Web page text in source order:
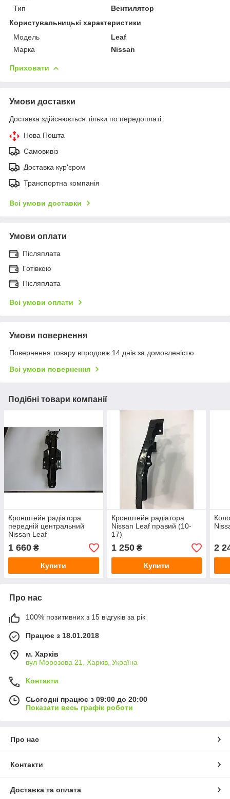
Тип
Вентилятор
Користувальницькі характеристики
Модель
Leaf
Марка
Nissan
Приховати
Умови доставки
Доставка здійснюється тільки по передоплаті.
Нова Пошта
Самовивіз
Доставка кур'єром
Транспортна компанія
Всі умови доставки
Умови оплати
Післяплата
Готівкою
Післяплата
Всі умови оплати
Умови повернення
Повернення товару впродовж 14 днів за домовленістю
Всі умови повернення
Подібні товари компанії
Кронштейн радіатора
передній центральний
Nissan Leaf
1 660 ₴
Купити
Кронштейн радіатора
Nissan Leaf правий (10-
17)
1 250₴
Купити
2
Про нас
100% позитивних з 15 відгуків за рік
Працює з 18.01.2018
м. Харків
вул Морозова 21, Харків, Україна
Контакти
Сьогодні працює з 09:00 до 20:00
Показати весь графік роботи
Про нас
Контакти
Доставка та оплата